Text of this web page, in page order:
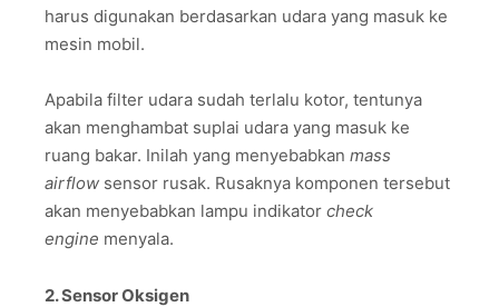
harus digunakan berdasarkan udara yang masuk ke
mesin mobil.
Apabila filter udara sudah terlalu kotor, tentunya
akan menghambat suplai udara yang masuk ke
ruang bakar. Inilah yang menyebabkan mass
airflow sensor rusak. Rusaknya komponen tersebut
akan menyebabkan lampu indikator check
engine menyala.
2. Sensor Oksigen